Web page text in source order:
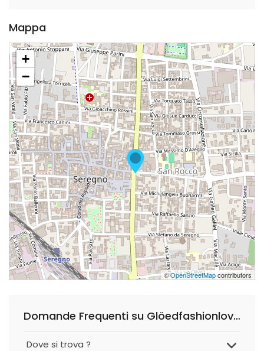
Mappa
+
−
©OpenStreetMapcontributors
Domande Frequenti su Glöedfashionlovers
Dove si trova ?